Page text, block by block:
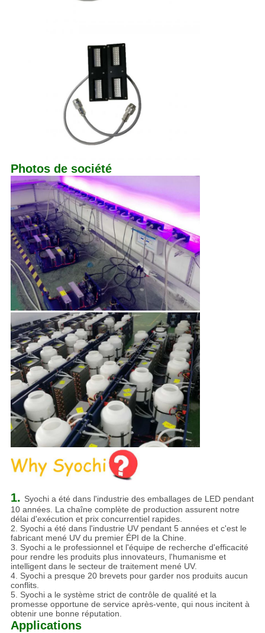
Photos de société
1. Syochi a été dans l'industrie des emballages de LED pendant
10 années. La chaîne complète de production assurent notre
délai d'exécution et prix concurrentiel rapides.
2. Syochi a été dans l'industrie UV pendant 5 années et c'est le
fabricant mené UV du premier ÉPI de la Chine.
3. Syochi a le professionnel et l'équipe de recherche d'efficacité
pour rendre les produits plus innovateurs, l'humanisme et
intelligent dans le secteur de traitement mené UV.
4. Syochi a presque 20 brevets pour garder nos produits aucun
conflits.
5. Syochi a le système strict de contrôle de qualité et la
promesse opportune de service après-vente, qui nous incitent à
obtenir une bonne réputation.
Applications